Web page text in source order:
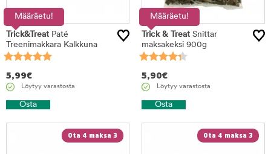
Määräetu!
Trick&Treat Paté
Treenimakkara Kalkkuna
5,99€
Löytyy varastosta
Osta
Määräetu!
Trick & Treat Snittar
maksakeksi 900g
5,90€
Löytyy varastosta
Osta
Ota 4 maksa 3 Ota 4 maksa 3